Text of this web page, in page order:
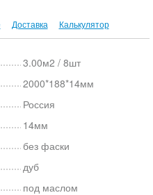
Доставка Калькулятор
3.00м2 / 8шт
2000*188*14мм
Россия
14мм
без фаски
дуб
под маслом